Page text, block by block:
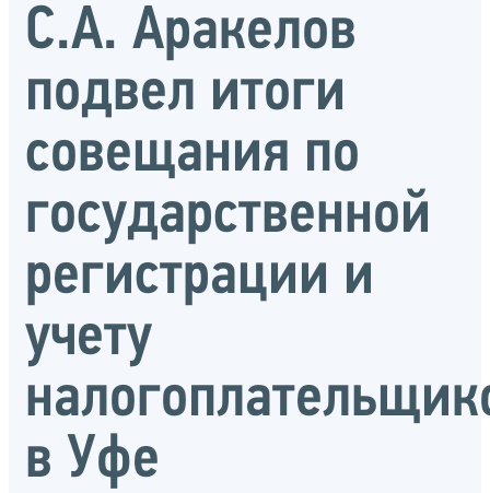
С.А. Аракелов
подвел итоги
совещания по
государственной
регистрации и
учету
в Уфе